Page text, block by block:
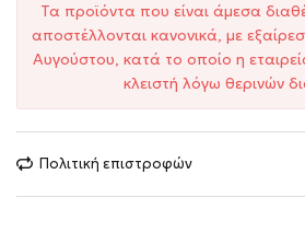
Τα προϊόντα που είναι άμεσα
αποστέλλονται κανονικά, με
Αυγούστου, κατά το οποίο η
κλειστή λόγω θερινών
Πολιτική επιστροφών